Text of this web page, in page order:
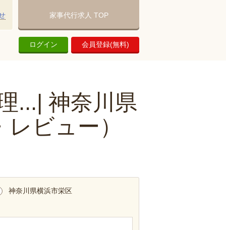
ログイン 会員登録(無料)
家事代行求人 TOP
...| 神奈川県
ビュー）
神奈川県横浜市栄区